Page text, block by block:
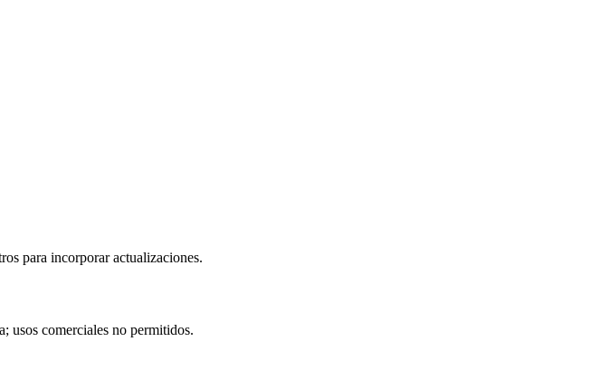
para incorporar actualizaciones.
usos comerciales no permitidos.